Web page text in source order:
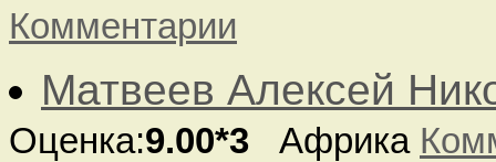
Комментарии
Матвеев Алексей
Оценка:9.00*3 Африка